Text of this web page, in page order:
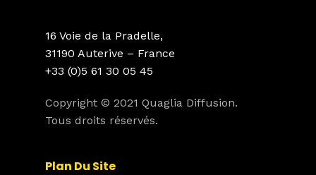
16 Voie de la Pradelle,
31190 Auterive – France
+33 (0)5 61 30 05 45
Copyright © 2021 Quaglia Diffusion.
Tous droits réservés.
Plan Du Site